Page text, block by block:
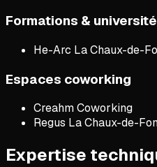
Formations &
He-Arc La Chaux-de-
Espaces coworking
Creahm Coworking
Regus La Chaux-de-
Expertise